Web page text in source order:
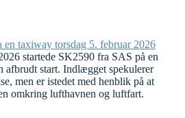
en taxiway torsdag 5. februar 2026
startede SK2590 fra SAS på en
afbrudt start. Indlægget spekulerer
men er istedet med henblik på at
omkring lufthavnen og luftfart.